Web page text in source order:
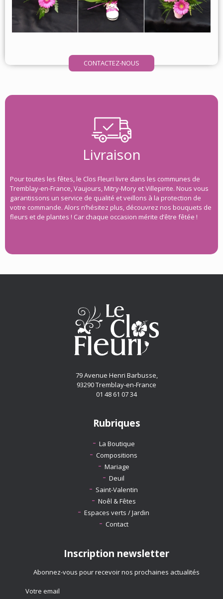
CONTACTEZ-NOUS
Livraison
Pour toutes les fêtes, le Clos Fleuri livre dans les communes de
Tremblay-en-France, Vaujours, Mitry-Mory et Villepinte. Nous vous
garantissons un service de qualité et veillons à la protection de
votre commande. Alors n’hésitez plus, découvrez nos bouquets de
fleurs et de plantes ! Car chaque occasion mérite d’être fêtée !
79 Avenue Henri Barbusse,
93290 Tremblay-en-France
01 48 61 07 34
Rubriques
La Boutique
Compositions
Mariage
Deuil
Saint-Valentin
Noêl & Fêtes
Espaces verts / Jardin
Contact
Inscription newsletter
Abonnez-vous pour recevoir nos prochaines actualités
Votre email